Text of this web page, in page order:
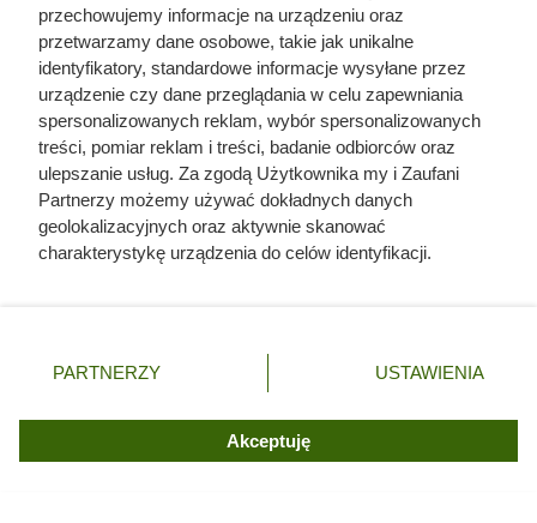
Jodła kalifornijska - odmiany,
wymagania, uprawa,
pielęgnacja, porady
przechowujemy informacje na urządzeniu oraz
przetwarzamy dane osobowe, takie jak unikalne
identyfikatory, standardowe informacje wysyłane przez
urządzenie czy dane przeglądania w celu zapewniania
spersonalizowanych reklam, wybór spersonalizowanych
treści, pomiar reklam i treści, badanie odbiorców oraz
ulepszanie usług. Za zgodą Użytkownika my i Zaufani
Partnerzy możemy używać dokładnych danych
geolokalizacyjnych oraz aktywnie skanować
charakterystykę urządzenia do celów identyfikacji.
zmienić/wycofać klikając przycisk ustawień prywatności
znajdujący się w lewym dolnym rogu strony. Niektóre
użytkownika, ale masz prawo sprzeciwić się takiemu
przetwarzaniu. Preferencje będą miały zastosowania tylko
PARTNERZY USTAWIENIA
Akceptuję